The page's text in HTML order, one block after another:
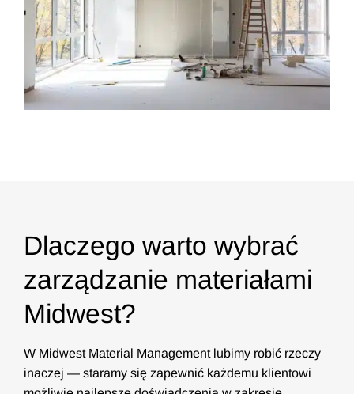
Dlaczego warto wybrać
zarządzanie materiałami
Midwest?
W Midwest Material Management lubimy robić rzeczy
inaczej — staramy się zapewnić każdemu klientowi